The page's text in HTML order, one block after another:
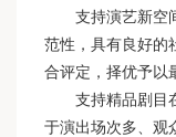
支持演艺新空
范性，具有良好的
合评定，择优予以
支持精品剧目
于演出场次多、观